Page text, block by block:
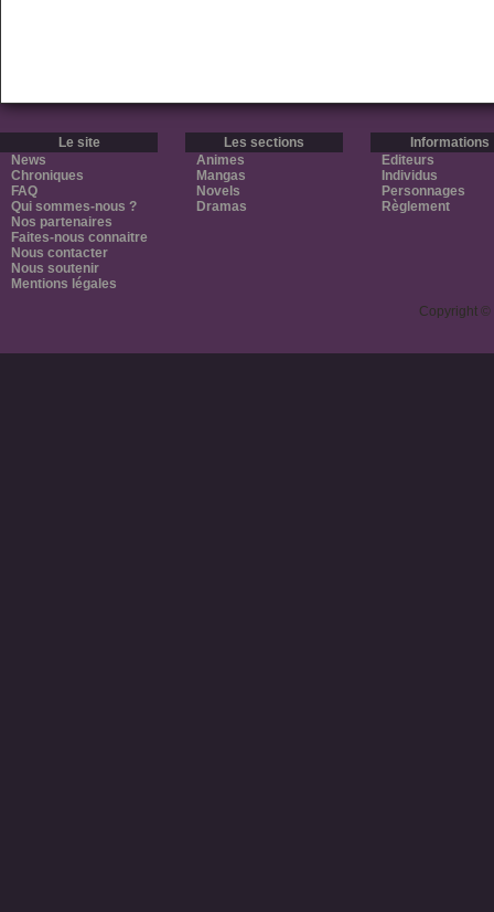
Le site
News
Chroniques
FAQ
Qui sommes-nous ?
Nos partenaires
Faites-nous connaitre
Nous contacter
Nous soutenir
Mentions légales
Les sections
Animes
Mangas
Novels
Dramas
Informations
Editeurs
Individus
Personnages
Règlement
Copyright ©